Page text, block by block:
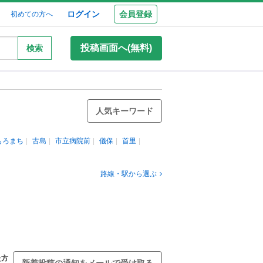
初めての方へ ログイン 会員登録
検索 投稿画面へ(無料)
人気キーワード
ろまち 古島 市立病院前 儀保 首里
路線・駅から選ぶ